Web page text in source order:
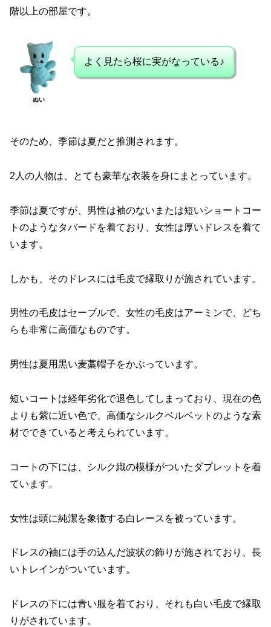
階以上の部屋です。
ぬい
よく見たら桜に実がなっている♪
そのため、季節は夏だと推測されます。
2人の人物は、とても豪華な衣装を身にまとっています。
季節は夏ですが、男性は袖のないまたは短いショートコー
トのようなタバードを着ており、女性は厚いドレスを着て
います。
しかも、そのドレスには毛皮で縁取りが施されています。
男性の毛皮はセーブルで、女性の毛皮はアーミンで、どち
らも非常に高価なものです。
男性は夏用黒い麦藁帽子をかぶっています。
短いコートは経年劣化で退色してしまっており、現在の色
よりも紫に近い色で、高価なシルクベルベットのような素
材でできていると考えられています。
コートの下には、シルク織の模様がついたダブレットを着
ています。
女性は頭に純潔を象徴する白レースを被っています。
ドレスの袖には手の込んだ波状の飾りが施されており、長
いトレインがついています。
ドレスの下には青い服を着ており、それも白い毛皮で縁取
りがされています。